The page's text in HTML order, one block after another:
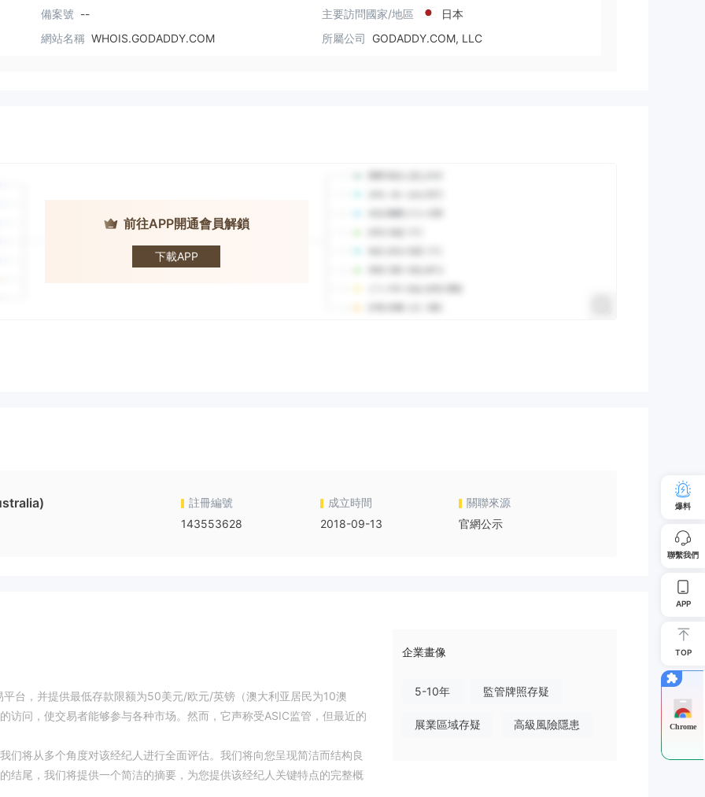
備案號 -- 主要訪問國家/地區
日本
網站名稱 WHOIS.GODADDY.COM 所屬公司 GODADDY.COM, LLC
前往APP開通會員解鎖
下載APP
HighLow
註冊編號
143553628
成立時間
2018-09-13
關聯來源
官網公示
台，并提供最低存款限额为50美元/欧元/英镑（澳大利亚居民为10澳
访问，使交易者能够参与各种市场。然而，它声称受ASIC监管，但最近的
们将从多个角度对该经纪人进行全面评估。我们将向您呈现简洁而结构良
结尾，我们将提供一个简洁的摘要，为您提供该经纪人关键特点的完整概
企業畫像
5-10年 監管牌照存疑
展業區域存疑 高級風險隱患
爆料
聯繫我們
APP
TOP
Chrome